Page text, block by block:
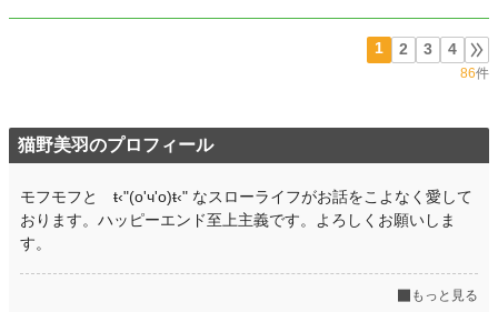
1 2 3 4
86件
猫野美羽のプロフィール
モフモフと ŧ‹"(o'ч'o)ŧ‹" なスローライフがお話をこよなく愛して
おります。ハッピーエンド至上主義です。よろしくお願いしま
す。
もっと見る